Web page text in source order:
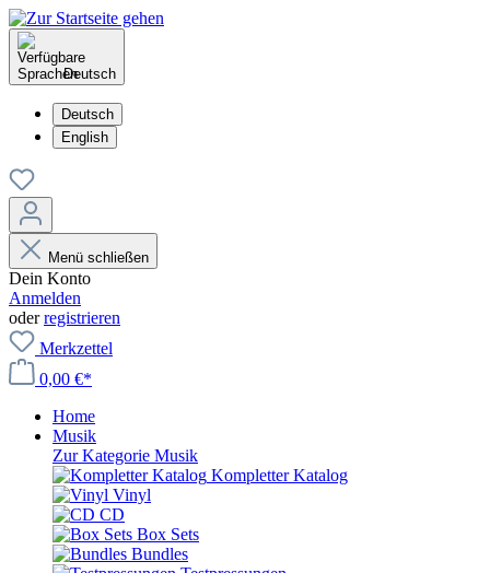
Deutsch
Deutsch
English
Menü schließen
Dein Konto
Anmelden
oderregistrieren
Merkzettel
0,00 €*
Home
Musik
Zur Kategorie Musik
Kompletter Katalog
Vinyl
CD
Box Sets
Bundles